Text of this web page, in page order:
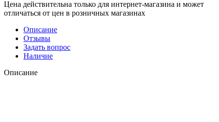
Цена действительна только для интернет-магазина и может
отличаться от цен в розничных магазинах
Описание
Отзывы
Задать вопрос
Наличие
Описание